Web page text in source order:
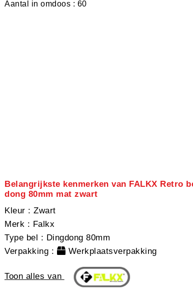
Aantal in omdoos : 60
Belangrijkste kenmerken van FALKX Retro
dong 80mm mat zwart
Kleur : Zwart
Merk : Falkx
Type bel : Dingdong 80mm
Verpakking : Werkplaatsverpakking
Toon alles van